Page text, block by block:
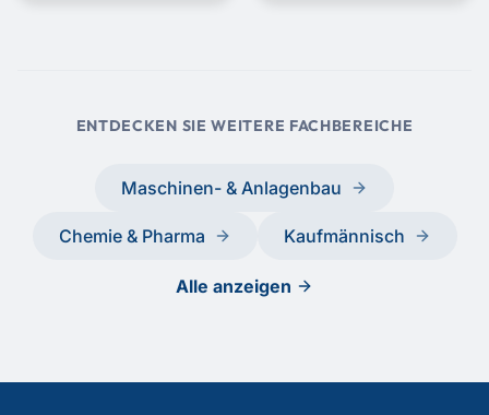
ENTDECKEN SIE WEITERE FACHBEREICHE
Maschinen- & Anlagenbau
Chemie & Pharma Kaufmännisch
Alle anzeigen